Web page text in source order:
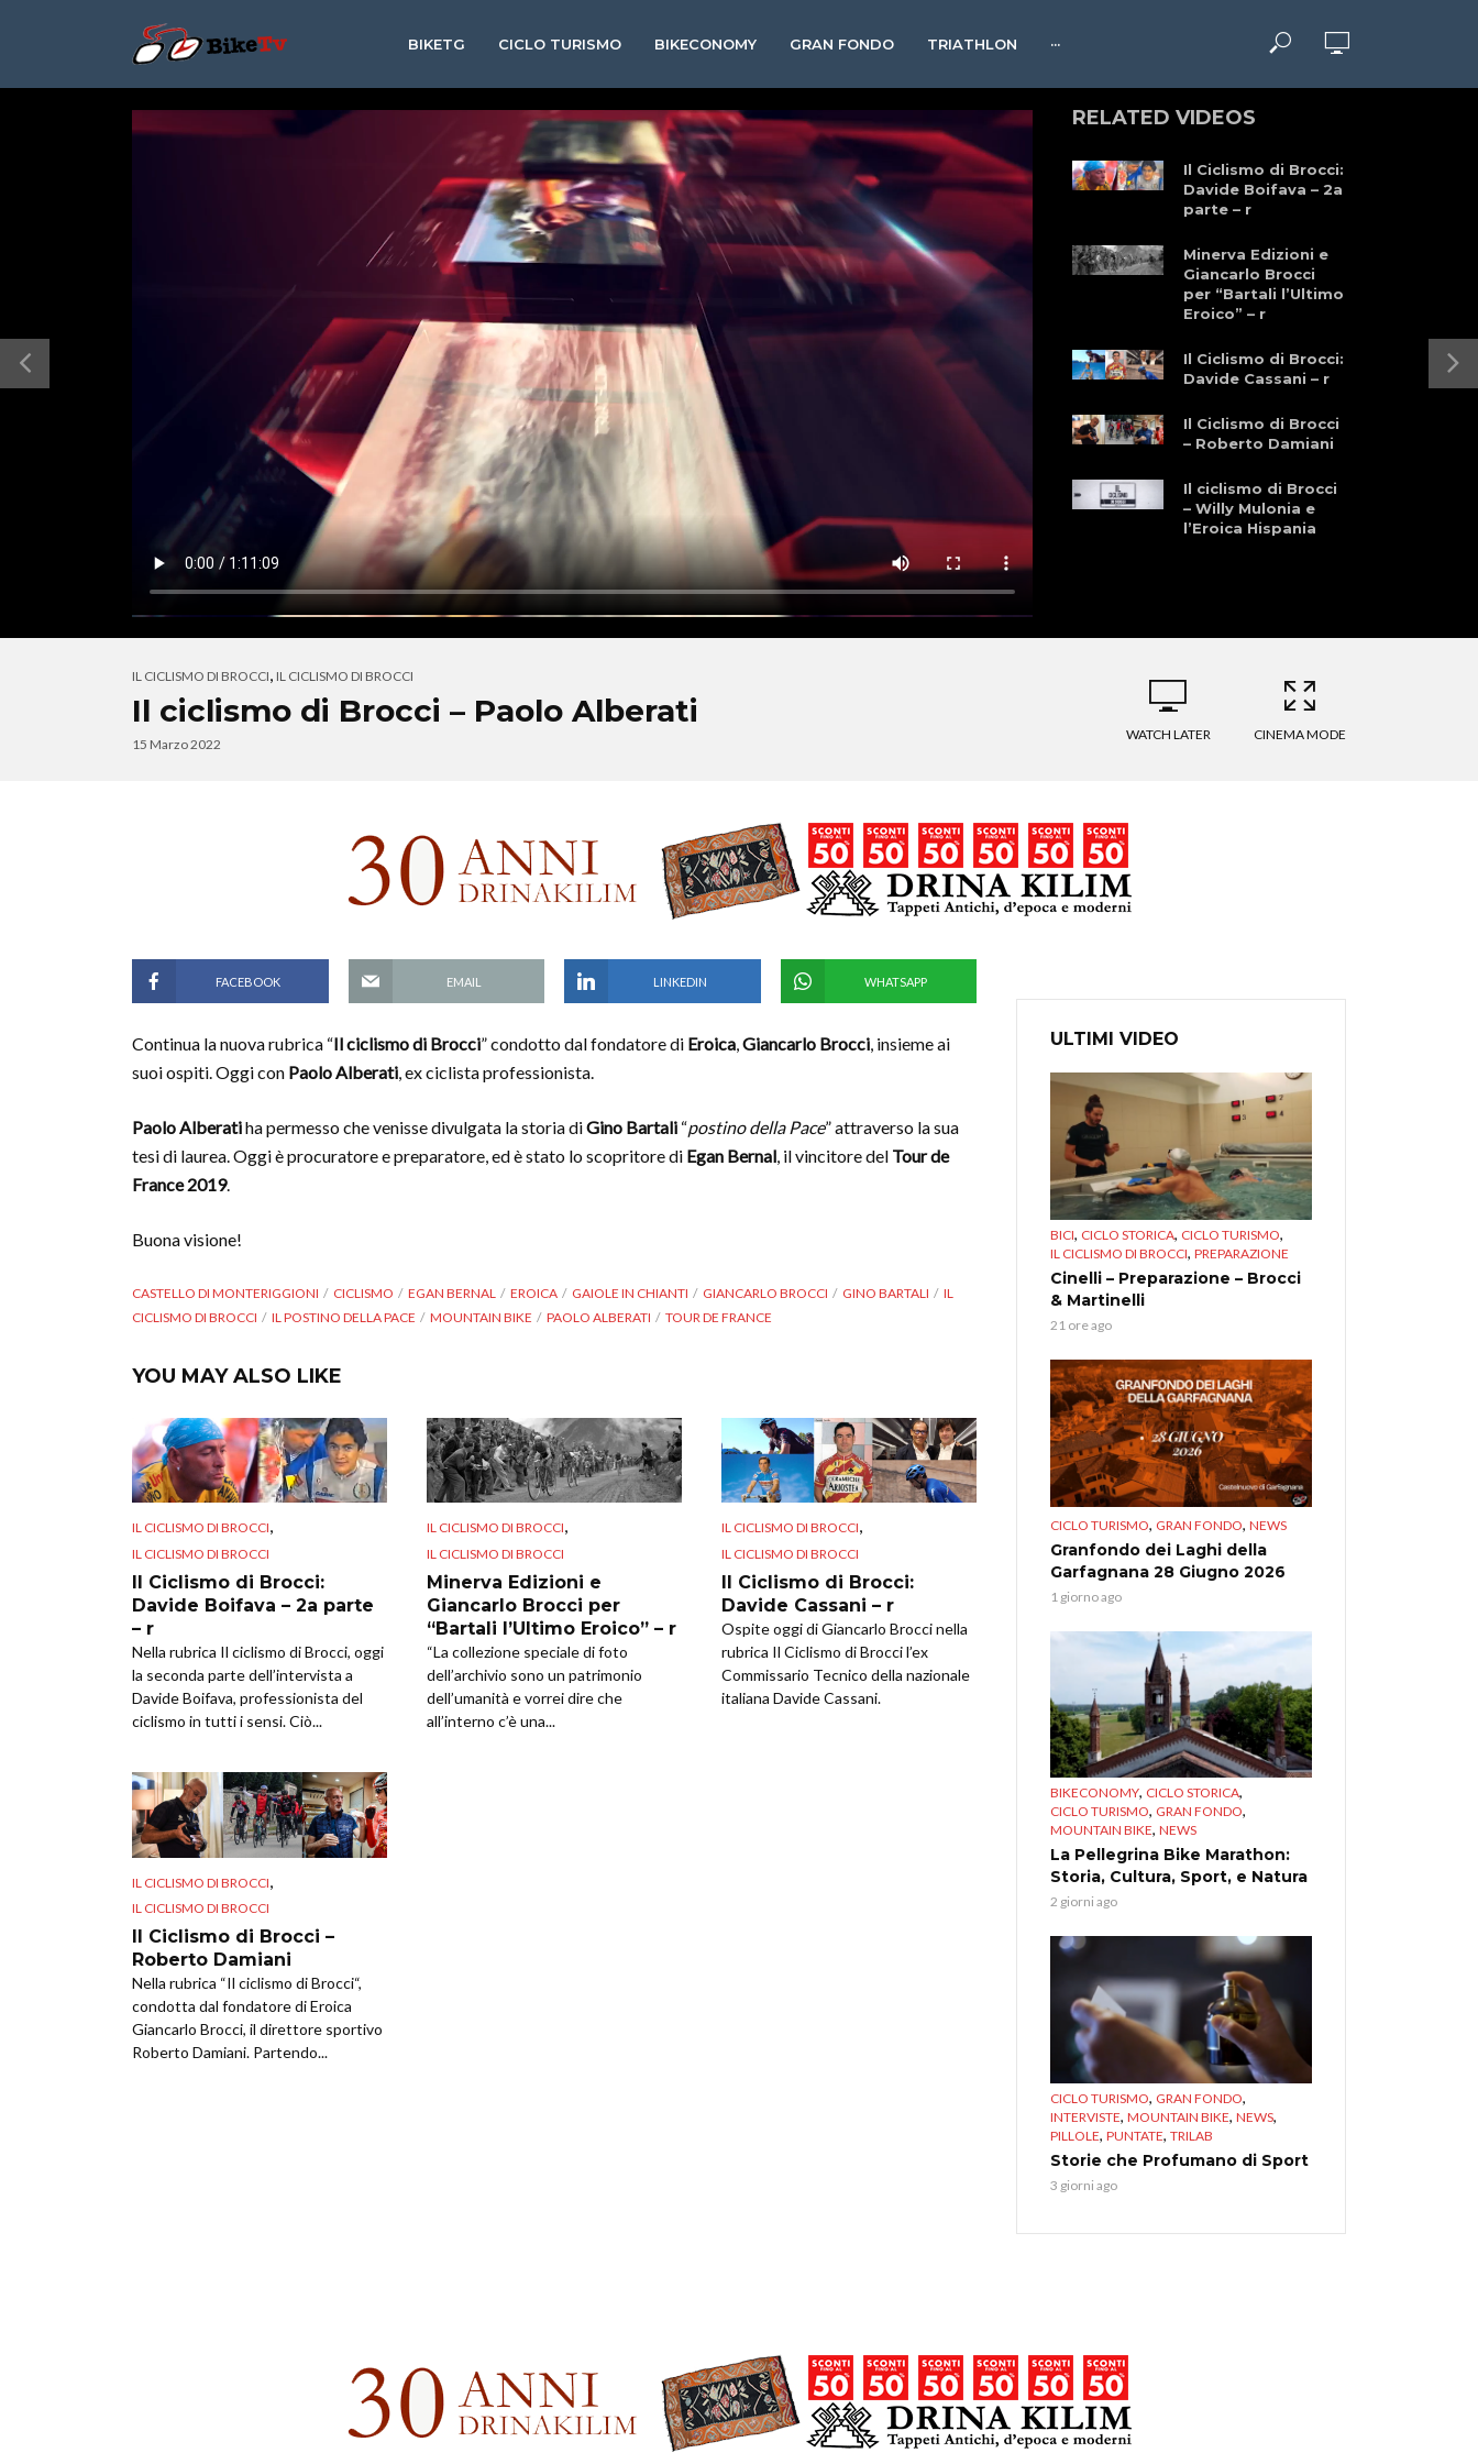
BIKETG CICLO TURISMO BIKECONOMY GRAN FONDO TRIATHLON ···
RELATED VIDEOS
Il Ciclismo di Brocci:
Davide Boifava – 2a
parte – r
Minerva Edizioni e
Giancarlo Brocci
per “Bartali l’Ultimo
Eroico” – r
Il Ciclismo di Brocci:
Davide Cassani – r
Il Ciclismo di Brocci
– Roberto Damiani
Il ciclismo di Brocci
– Willy Mulonia e
l’Eroica Hispania
IL CICLISMO DI BROCCI, IL CICLISMO DI BROCCI
Il ciclismo di Brocci – Paolo Alberati
15 Marzo 2022
WATCH LATER CINEMA MODE
FACEBOOK EMAIL LINKEDIN WHATSAPP
Continua la nuova rubrica “Il ciclismo di Brocci” condotto dal fondatore di Eroica,Giancarlo Brocci, insieme ai
suoi ospiti. Oggi con Paolo Alberati, ex ciclista professionista.
Paolo Alberatiha permesso che venisse divulgata la storia diGino Bartali “postino della Pace” attraverso la sua
tesi di laurea. Oggi è procuratore e preparatore, ed è stato lo scopritore di Egan Bernal, il vincitore del Tour de
France 2019.
Buona visione!
CASTELLO DI MONTERIGGIONI CICLISMO EGAN BERNAL EROICA GAIOLE IN CHIANTI GIANCARLO BROCCI GINO BARTALI
IL
CICLISMO DI BROCCI
IL POSTINO DELLA PACE MOUNTAIN BIKE PAOLO ALBERATI TOUR DE FRANCE
YOU MAY ALSO LIKE
IL CICLISMO DI BROCCI,
IL CICLISMO DI BROCCI
Il Ciclismo di Brocci:
Davide Boifava – 2a parte
– r
Nella rubrica Il ciclismo di Brocci, oggi
la seconda parte dell’intervista a
Davide Boifava, professionista del
ciclismo in tutti i sensi. Ciò...
IL CICLISMO DI BROCCI,
IL CICLISMO DI BROCCI
Minerva Edizioni e
Giancarlo Brocci per
“Bartali l’Ultimo Eroico” – r
“La collezione speciale di foto
dell’archivio sono un patrimonio
dell’umanità e vorrei dire che
all’interno c’è una...
IL CICLISMO DI BROCCI,
IL CICLISMO DI BROCCI
Il Ciclismo di Brocci:
Davide Cassani – r
Ospite oggi di Giancarlo Brocci nella
rubrica Il Ciclismo di Brocci l’ex
Commissario Tecnico della nazionale
italiana Davide Cassani.
IL CICLISMO DI BROCCI
IL CICLISMO DI BROCCI
Il Ciclismo di Brocci –
Roberto Damiani
Nella rubrica “Il ciclismo di Brocci“,
condotta dal fondatore di Eroica
Giancarlo Brocci, il direttore sportivo
Roberto Damiani. Partendo...
ULTIMI VIDEO
BICI, CICLO STORICA, CICLO TURISMO,
IL CICLISMO DI BROCCI, PREPARAZIONE
Cinelli – Preparazione – Brocci
& Martinelli
21 ore ago
CICLO TURISMO, GRAN FONDO, NEWS
Granfondo dei Laghi della
Garfagnana 28 Giugno 2026
1 giorno ago
BIKECONOMY, CICLO STORICA,
CICLO TURISMO, GRAN FONDO,
MOUNTAIN BIKE, NEWS
La Pellegrina Bike Marathon:
Storia, Cultura, Sport, e Natura
2 giorni ago
CICLO TURISMO, GRAN FONDO,
INTERVISTE, MOUNTAIN BIKE, NEWS,
PILLOLE, PUNTATE, TRILAB
Storie che Profumano di Sport
3 giorni ago